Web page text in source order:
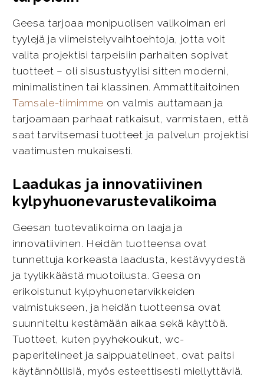
Geesa tarjoaa monipuolisen valikoiman eri
tyylejä ja viimeistelyvaihtoehtoja, jotta voit
valita projektisi tarpeisiin parhaiten sopivat
tuotteet – oli sisustustyylisi sitten moderni,
minimalistinen tai klassinen. Ammattitaitoinen
Tamsale-tiimimme on valmis auttamaan ja
tarjoamaan parhaat ratkaisut, varmistaen, että
saat tarvitsemasi tuotteet ja palvelun projektisi
vaatimusten mukaisesti.
Laadukas ja innovatiivinen
kylpyhuonevarustevalikoima
Geesan tuotevalikoima on laaja ja
innovatiivinen. Heidän tuotteensa ovat
tunnettuja korkeasta laadusta, kestävyydestä
ja tyylikkäästä muotoilusta. Geesa on
erikoistunut kylpyhuonetarvikkeiden
valmistukseen, ja heidän tuotteensa ovat
suunniteltu kestämään aikaa sekä käyttöä.
Tuotteet, kuten pyyhekoukut, wc-
paperitelineet ja saippuatelineet, ovat paitsi
käytännöllisiä, myös esteettisesti miellyttäviä.